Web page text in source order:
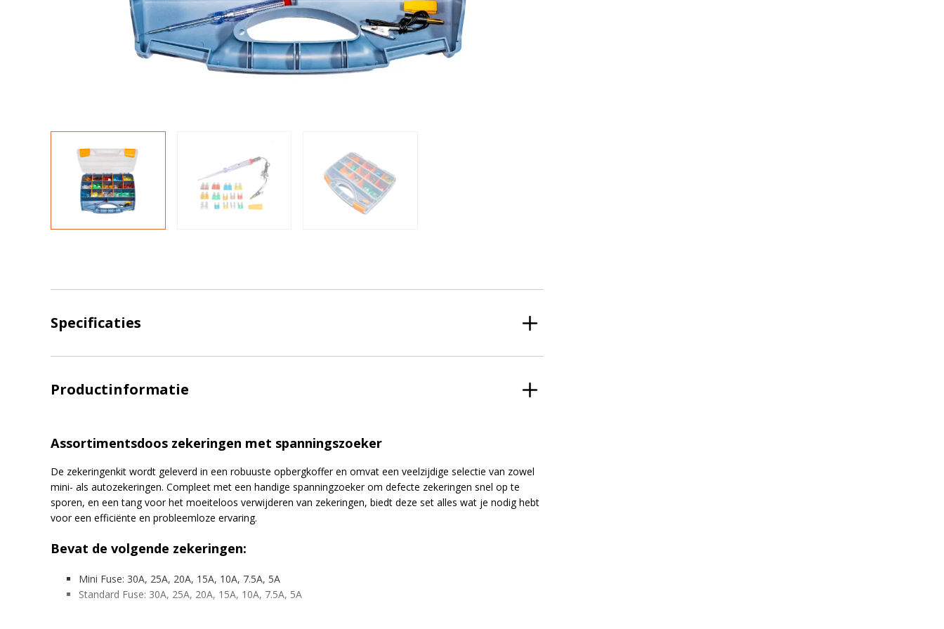
Specificaties
Productinformatie
Assortimentsdoos zekeringen met spanningszoeker
De zekeringenkit wordt geleverd in een robuuste opbergkoffer en omvat een veelzijdige selectie van zowel
mini- als autozekeringen. Compleet met een handige spanningzoeker om defecte zekeringen snel op te
sporen, en een tang voor het moeiteloos verwijderen van zekeringen, biedt deze set alles wat je nodig hebt
voor een efficiënte en probleemloze ervaring.
Bevat de volgende zekeringen:
Mini Fuse: 30A, 25A, 20A, 15A, 10A, 7.5A, 5A
Standard Fuse: 30A, 25A, 20A, 15A, 10A, 7.5A, 5A